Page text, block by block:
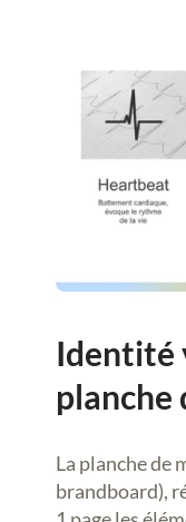
Identité
planche
La planche de
brandboard),